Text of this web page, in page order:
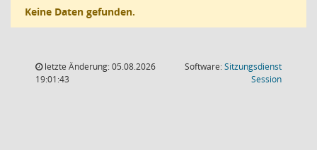
Keine Daten gefunden.
letzte Änderung: 05.08.2026
19:01:43
Software:Sitzungsdienst
Session(Wird in